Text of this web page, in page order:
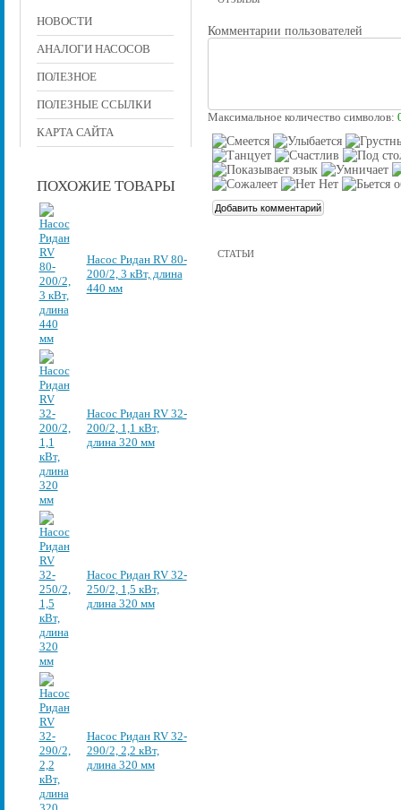
НОВОСТИ
АНАЛОГИ НАСОСОВ
ПОЛЕЗНОЕ
ПОЛЕЗНЫЕ ССЫЛКИ
КАРТА САЙТА
ПОХОЖИЕ ТОВАРЫ
Насос Ридан RV 80-
200/2, 3 кВт, длина
440 мм
Насос Ридан RV 32-
200/2, 1,1 кВт,
длина 320 мм
Насос Ридан RV 32-
250/2, 1,5 кВт,
длина 320 мм
Насос Ридан RV 32-
290/2, 2,2 кВт,
длина 320 мм
Комментарии пользователей
Максимальное количество символов:
СТАТЬИ